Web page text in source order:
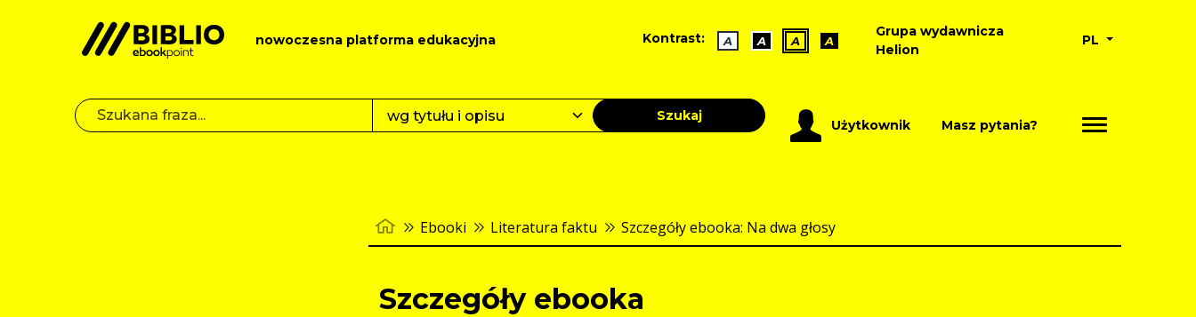
nowoczesna platforma edukacyjna Kontrast: A A A A
Grupa wydawnicza
Helion
PL
Szukaj
Użytkownik Masz pytania?
Ebooki Literatura faktu Szczegóły ebooka: Na dwa głosy
Szczegóły ebooka